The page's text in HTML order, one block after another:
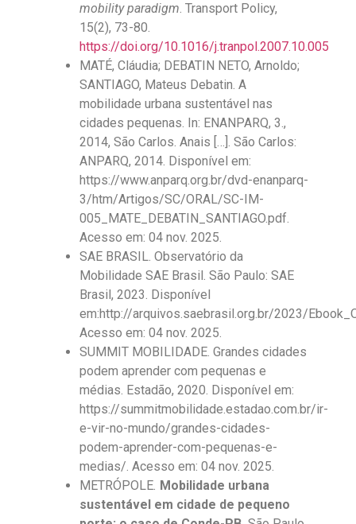
mobility paradigm. Transport Policy,
15(2), 73-80.
https://doi.org/10.1016/j.tranpol.2007.10.005
MATÉ, Cláudia; DEBATIN NETO, Arnoldo;
SANTIAGO, Mateus Debatin. A
mobilidade urbana sustentável nas
cidades pequenas. In: ENANPARQ, 3.,
2014, São Carlos. Anais […]. São Carlos:
ANPARQ, 2014. Disponível em:
https://www.anparq.org.br/dvd-enanparq-
3/htm/Artigos/SC/ORAL/SC-IM-
005_MATE_DEBATIN_SANTIAGO.pdf.
Acesso em: 04 nov. 2025.
SAE BRASIL. Observatório da
Mobilidade SAE Brasil. São Paulo: SAE
Brasil, 2023. Disponível
em:http://arquivos.saebrasil.org.br/2023/
Acesso em: 04 nov. 2025.
SUMMIT MOBILIDADE. Grandes cidades
podem aprender com pequenas e
médias. Estadão, 2020. Disponível em:
https://summitmobilidade.estadao.com.br/ir-
e-vir-no-mundo/grandes-cidades-
podem-aprender-com-pequenas-e-
medias/. Acesso em: 04 nov. 2025.
METRÓPOLE. Mobilidade urbana
sustentável em cidade de pequeno